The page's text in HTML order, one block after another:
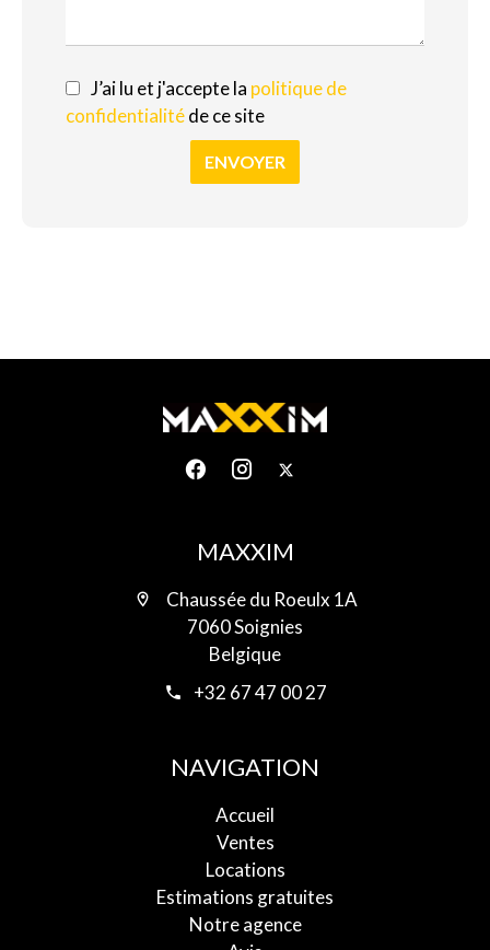
J’ai lu et j'accepte la politique de
confidentialitéde ce site
ENVOYER
MAXXIM
Chaussée du Roeulx 1A
7060 Soignies
Belgique
+32 67 47 00 27
NAVIGATION
Accueil
Ventes
Locations
Estimations gratuites
Notre agence